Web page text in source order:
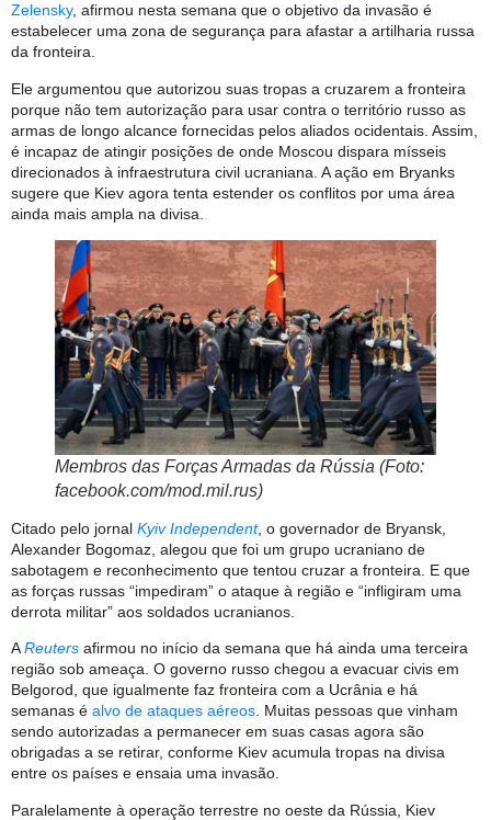
Zelensky, afirmou nesta semana que o objetivo da invasão é
estabelecer uma zona de segurança para afastar a artilharia russa
da fronteira.
Ele argumentou que autorizou suas tropas a cruzarem a fronteira
porque não tem autorização para usar contra o território russo as
armas de longo alcance fornecidas pelos aliados ocidentais. Assim,
é incapaz de atingir posições de onde Moscou dispara mísseis
direcionados à infraestrutura civil ucraniana. A ação em Bryanks
sugere que Kiev agora tenta estender os conflitos por uma área
ainda mais ampla na divisa.
Membros das Forças Armadas da Rússia (Foto:
facebook.com/mod.mil.rus)
Citado pelo jornal Kyiv Independent, o governador de Bryansk,
Alexander Bogomaz, alegou que foi um grupo ucraniano de
sabotagem e reconhecimento que tentou cruzar a fronteira. E que
as forças russas “impediram” o ataque à região e “infligiram uma
derrota militar” aos soldados ucranianos.
AReuters afirmou no início da semana que há ainda uma terceira
região sob ameaça. O governo russo chegou a evacuar civis em
Belgorod, que igualmente faz fronteira com a Ucrânia e há
semanas é alvo de ataques aéreos . Muitas pessoas que vinham
sendo autorizadas a permanecer em suas casas agora são
obrigadas a se retirar, conforme Kiev acumula tropas na divisa
entre os países e ensaia uma invasão.
Paralelamente à operação terrestre no oeste da Rússia, Kiev